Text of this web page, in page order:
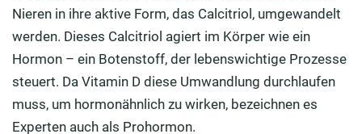
Nieren in ihre aktive Form, das Calcitriol, umgewandelt
werden. Dieses Calcitriol agiert im Körper wie ein
Hormon – ein Botenstoff, der lebenswichtige Prozesse
steuert. Da Vitamin D diese Umwandlung durchlaufen
muss, um hormonähnlich zu wirken, bezeichnen es
Experten auch als Prohormon.